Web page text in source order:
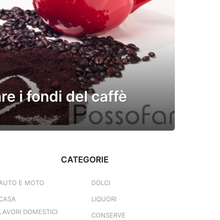
i fondi del caffè
CATEGORIE
E MOTO
DOMESTICI
DOLCI
LIQUORI
CONSERVE